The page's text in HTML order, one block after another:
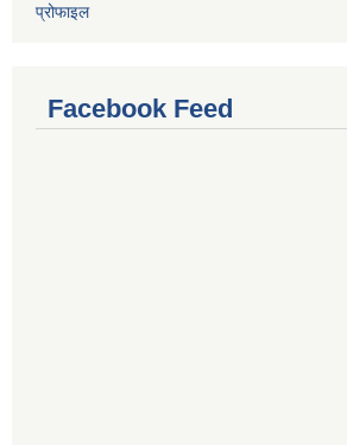
प्रोफाइल
Facebook Feed